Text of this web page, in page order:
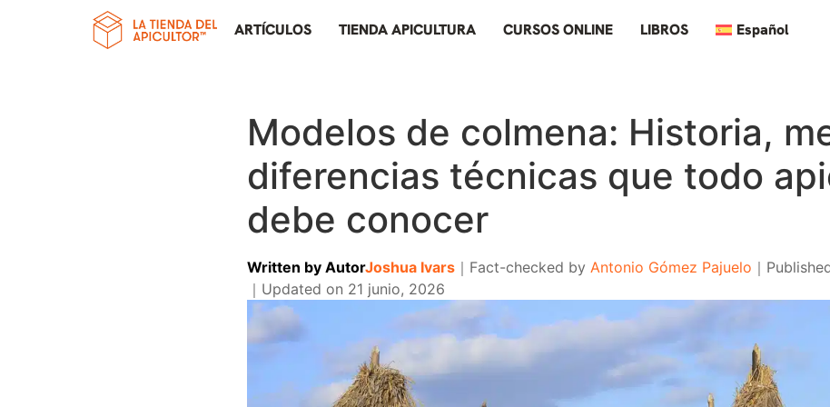
ARTÍCULOS TIENDA APICULTURA CURSOS ONLINE LIBROS Español
Modelos de colmena: Historia,
diferencias técnicas que todo
debe conocer
Written by AutorJoshua Ivars ｜ Fact-checked by Antonio Gómez Pajuelo ｜
｜ Updated on 21 junio, 2026